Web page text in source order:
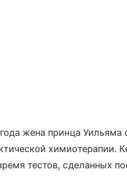
жена принца
химиотерапии.
тестов, сделанных